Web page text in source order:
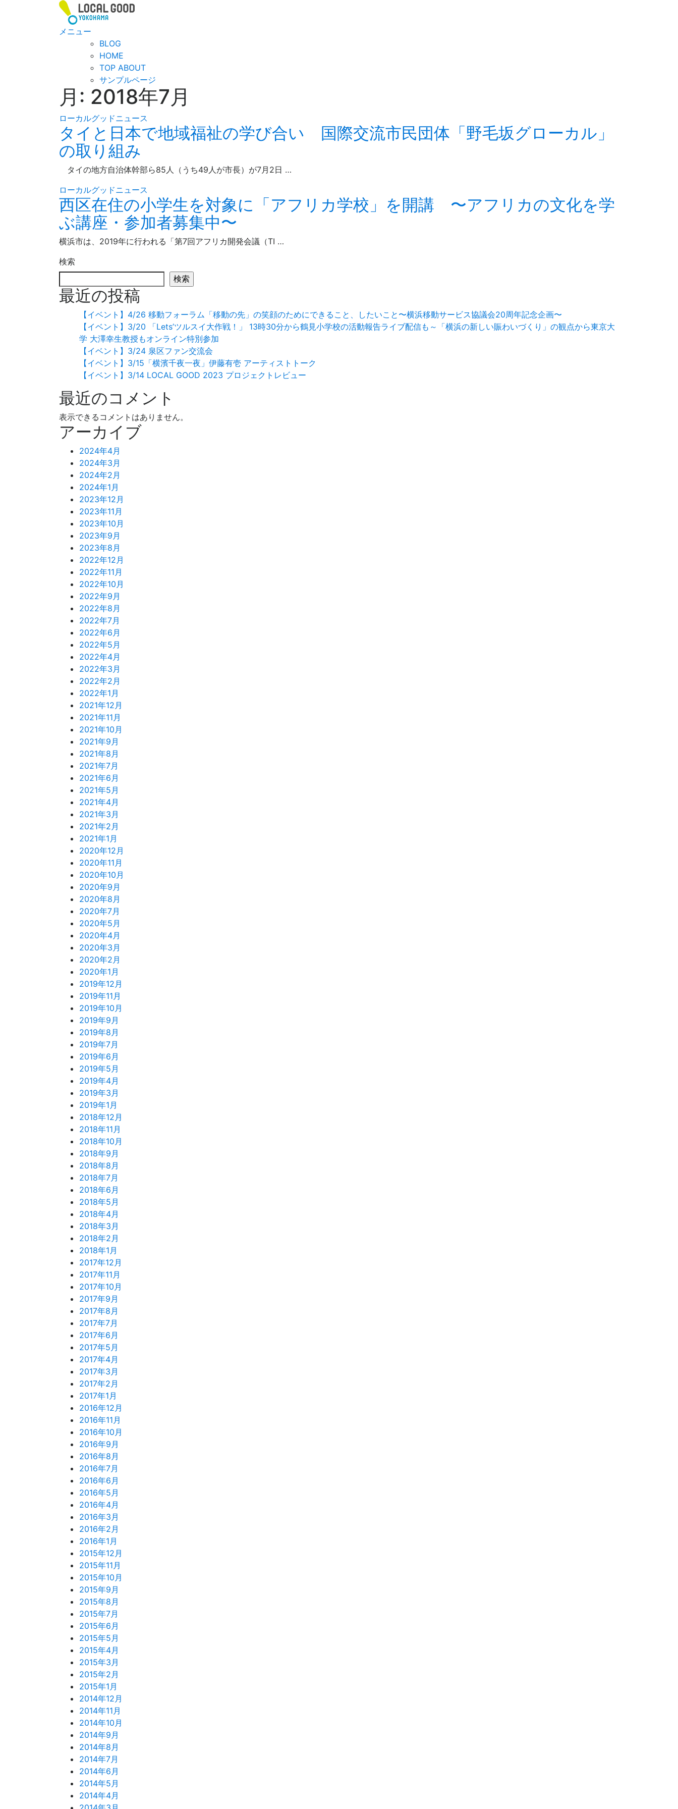
メニュー
BLOG
HOME
TOP ABOUT
サンプルページ
月: 2018年7月
ローカルグッドニュース
タイと日本で地域福祉の学び合い 国際交流市民団体「野毛坂グローカル」
の取り組み
タイの地方自治体幹部ら85人（うち49人が市長）が7月2日 …
ローカルグッドニュース
西区在住の小学生を対象に「アフリカ学校」を開講 〜アフリカの文化を学
ぶ講座・参加者募集中〜
横浜市は、2019年に行われる「第7回アフリカ開発会議（TI …
検索
検索
最近の投稿
【イベント】4/26 移動フォーラム「移動の先」の笑顔のためにできること、したいこと〜横浜移動サービス協議会20周年記念企画〜
【イベント】3/20 「Lets’ツルスイ大作戦！」 13時30分から鶴見小学校の活動報告ライブ配信も～「横浜の新しい賑わいづくり」の観点から東京大
学 大澤幸生教授もオンライン特別参加
【イベント】3/24 泉区ファン交流会
【イベント】3/15「横濱千夜一夜」伊藤有壱 アーティストトーク
【イベント】3/14 LOCAL GOOD 2023 プロジェクトレビュー
最近のコメント
表示できるコメントはありません。
アーカイブ
2024年4月
2024年3月
2024年2月
2024年1月
2023年12月
2023年11月
2023年10月
2023年9月
2023年8月
2022年12月
2022年11月
2022年10月
2022年9月
2022年8月
2022年7月
2022年6月
2022年5月
2022年4月
2022年3月
2022年2月
2022年1月
2021年12月
2021年11月
2021年10月
2021年9月
2021年8月
2021年7月
2021年6月
2021年5月
2021年4月
2021年3月
2021年2月
2021年1月
2020年12月
2020年11月
2020年10月
2020年9月
2020年8月
2020年7月
2020年5月
2020年4月
2020年3月
2020年2月
2020年1月
2019年12月
2019年11月
2019年10月
2019年9月
2019年8月
2019年7月
2019年6月
2019年5月
2019年4月
2019年3月
2019年1月
2018年12月
2018年11月
2018年10月
2018年9月
2018年8月
2018年7月
2018年6月
2018年5月
2018年4月
2018年3月
2018年2月
2018年1月
2017年12月
2017年11月
2017年10月
2017年9月
2017年8月
2017年7月
2017年6月
2017年5月
2017年4月
2017年3月
2017年2月
2017年1月
2016年12月
2016年11月
2016年10月
2016年9月
2016年8月
2016年7月
2016年6月
2016年5月
2016年4月
2016年3月
2016年2月
2016年1月
2015年12月
2015年11月
2015年10月
2015年9月
2015年8月
2015年7月
2015年6月
2015年5月
2015年4月
2015年3月
2015年2月
2015年1月
2014年12月
2014年11月
2014年10月
2014年9月
2014年8月
2014年7月
2014年6月
2014年5月
2014年4月